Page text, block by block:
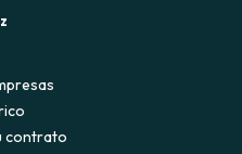
contrato